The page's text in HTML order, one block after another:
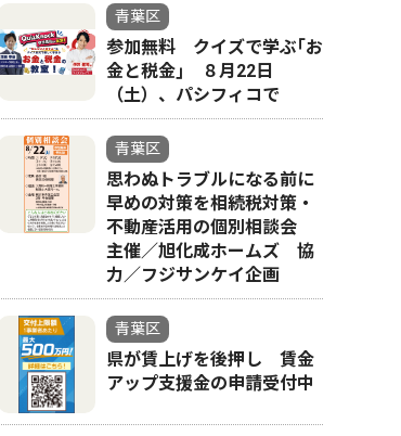
青葉区
参加無料 クイズで学ぶ｢お
金と税金｣ ８月22日
（土）、パシフィコで
青葉区
思わぬトラブルになる前に
早めの対策を相続税対策・
不動産活用の個別相談会
主催／旭化成ホームズ 協
力／フジサンケイ企画
青葉区
県が賃上げを後押し 賃金
アップ支援金の申請受付中